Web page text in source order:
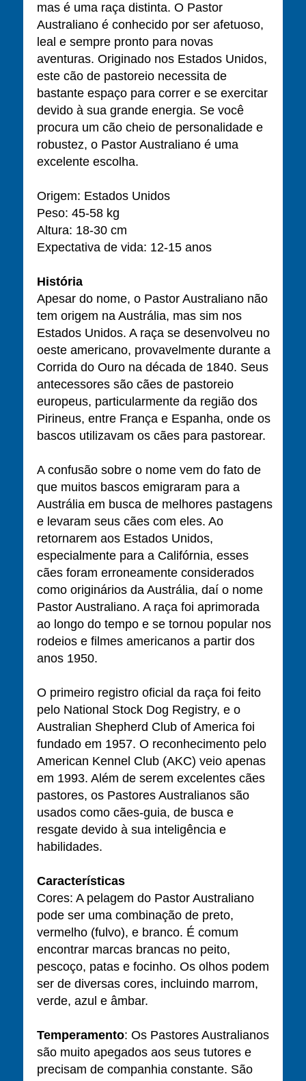
mas é uma raça distinta. O Pastor
Australiano é conhecido por ser afetuoso,
leal e sempre pronto para novas
aventuras. Originado nos Estados Unidos,
este cão de pastoreio necessita de
bastante espaço para correr e se exercitar
devido à sua grande energia. Se você
procura um cão cheio de personalidade e
robustez, o Pastor Australiano é uma
excelente escolha.
Origem: Estados Unidos
Peso: 45-58 kg
Altura: 18-30 cm
Expectativa de vida: 12-15 anos
História
Apesar do nome, o Pastor Australiano não
tem origem na Austrália, mas sim nos
Estados Unidos. A raça se desenvolveu no
oeste americano, provavelmente durante a
Corrida do Ouro na década de 1840. Seus
antecessores são cães de pastoreio
europeus, particularmente da região dos
Pirineus, entre França e Espanha, onde os
bascos utilizavam os cães para pastorear.
A confusão sobre o nome vem do fato de
que muitos bascos emigraram para a
Austrália em busca de melhores pastagens
e levaram seus cães com eles. Ao
retornarem aos Estados Unidos,
especialmente para a Califórnia, esses
cães foram erroneamente considerados
como originários da Austrália, daí o nome
Pastor Australiano. A raça foi aprimorada
ao longo do tempo e se tornou popular nos
rodeios e filmes americanos a partir dos
anos 1950.
O primeiro registro oficial da raça foi feito
pelo National Stock Dog Registry, e o
Australian Shepherd Club of America foi
fundado em 1957. O reconhecimento pelo
American Kennel Club (AKC) veio apenas
em 1993. Além de serem excelentes cães
pastores, os Pastores Australianos são
usados como cães-guia, de busca e
resgate devido à sua inteligência e
habilidades.
Características
Cores: A pelagem do Pastor Australiano
pode ser uma combinação de preto,
vermelho (fulvo), e branco. É comum
encontrar marcas brancas no peito,
pescoço, patas e focinho. Os olhos podem
ser de diversas cores, incluindo marrom,
verde, azul e âmbar.
Temperamento: Os Pastores Australianos
são muito apegados aos seus tutores e
precisam de companhia constante. São